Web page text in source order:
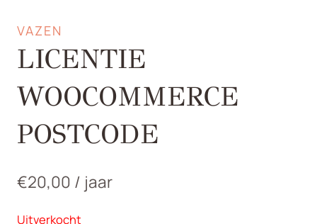
VAZEN
LICENTIE
WOOCOMMERCE
POSTCODE
€20,00 / jaar
Uitverkocht